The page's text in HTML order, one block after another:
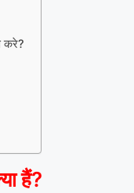
करे?
हैं?